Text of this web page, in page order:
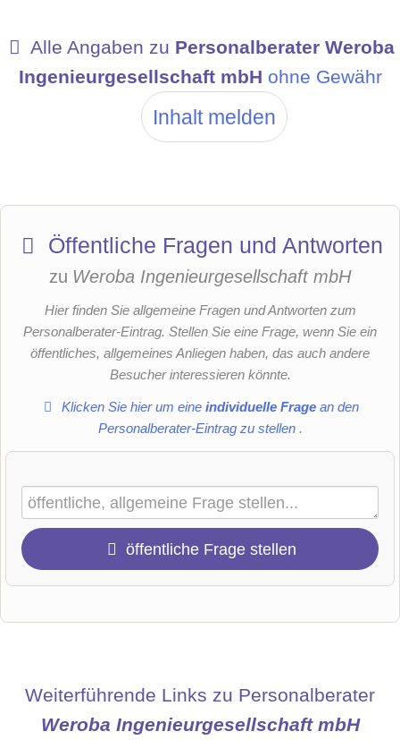
Alle Angaben zu Personalberater Weroba
Ingenieurgesellschaft mbH ohne Gewähr
Inhalt melden
Öffentliche Fragen und Antworten
zu Weroba Ingenieurgesellschaft mbH
Hier finden Sie allgemeine Fragen und Antworten zum
Personalberater-Eintrag. Stellen Sie eine Frage, wenn Sie ein
öffentliches, allgemeines Anliegen haben, das auch andere
Besucher interessieren könnte.
Klicken Sie hier um eineindividuelle Frage an den
Personalberater-Eintrag zu stellen .
öffentliche Frage stellen
Name
Weiterführende Links zu Personalberater
Weroba Ingenieurgesellschaft mbH